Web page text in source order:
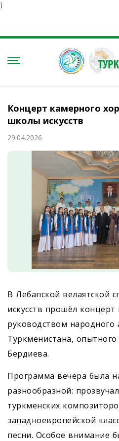
Ï
Концерт камерного
школы искусств
29.04.2026
В Лебапской велаятской
искусств прошёл
руководством народного
Туркменистана,
Бердиева.
Программа вечера была
разнообразной:
туркменских
западноевропейской
песни. Особое внимание